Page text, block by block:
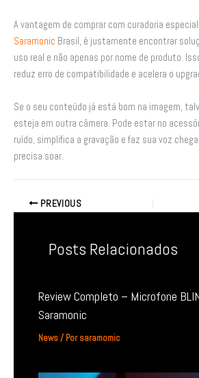
A vantagem de comprar com curadoria
Saramonic Brasil, é justamente encontrar
uso real e não apenas por nome de produto.
reduz erro de compatibilidade e acelera o
Se o seu conteúdo já está bom na imagem,
esteja em outra câmera. Pode estar no
ruído, simplifica a gravação e faz sua voz
precisa soar.
PREVIOUS
Posts Relacionados
Review Completo – Microfone
Saramonic
News/ Porsaramomic